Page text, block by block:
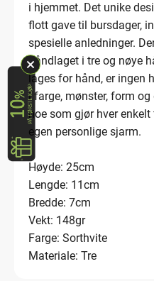
i hjemmet. Det unike
flott gave til bursdager,
spesielle anledninger.
håndlaget i tre og nøye
lages for hånd, er ingen
i farge, mønster, form
noe som gjør hver
egen personlige sjarm.
Høyde: 25cm
Lengde: 11cm
Bredde: 7cm
Vekt: 148gr
Farge: Sorthvite
Materiale: Tre